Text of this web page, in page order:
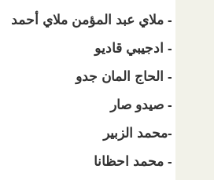
- ملاي عبد المؤمن ملاي أحمد
- ادجيبي قاديو
- الحاج المان جدو
- صيدو صار
-محمد الزبير
- محمد احظانا